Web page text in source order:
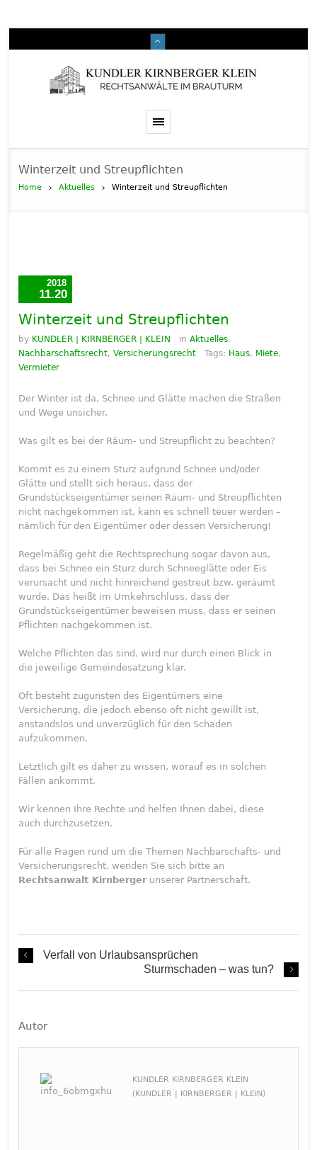
Winterzeit und Streupflichten
Home Aktuelles Winterzeit und Streupflichten
2018
11.20
Winterzeit und Streupflichten
by KUNDLER | KIRNBERGER | KLEIN inAktuelles,
Nachbarschaftsrecht,Versicherungsrecht Tags: Haus, Miete,
Vermieter
Der Winter ist da, Schnee und Glätte machen die Straßen
und Wege unsicher.
Was gilt es bei der Räum- und Streupflicht zu beachten?
Kommt es zu einem Sturz aufgrund Schnee und/oder
Glätte und stellt sich heraus, dass der
Grundstückseigentümer seinen Räum- und Streupflichten
nicht nachgekommen ist, kann es schnell teuer werden –
nämlich für den Eigentümer oder dessen Versicherung!
Regelmäßig geht die Rechtsprechung sogar davon aus,
dass bei Schnee ein Sturz durch Schneeglätte oder Eis
verursacht und nicht hinreichend gestreut bzw. geräumt
wurde. Das heißt im Umkehrschluss, dass der
Grundstückseigentümer beweisen muss, dass er seinen
Pflichten nachgekommen ist.
Welche Pflichten das sind, wird nur durch einen Blick in
die jeweilige Gemeindesatzung klar.
Oft besteht zugunsten des Eigentümers eine
Versicherung, die jedoch ebenso oft nicht gewillt ist,
anstandslos und unverzüglich für den Schaden
aufzukommen.
Letztlich gilt es daher zu wissen, worauf es in solchen
Fällen ankommt.
Wir kennen Ihre Rechte und helfen Ihnen dabei, diese
auch durchzusetzen.
Für alle Fragen rund um die Themen Nachbarschafts- und
Versicherungsrecht, wenden Sie sich bitte an
Rechtsanwalt Kirnbergerunserer Partnerschaft.
Verfall von Urlaubsansprüchen
Sturmschaden – was tun?
Autor
KUNDLER KIRNBERGER KLEIN
(KUNDLER | KIRNBERGER | KLEIN)